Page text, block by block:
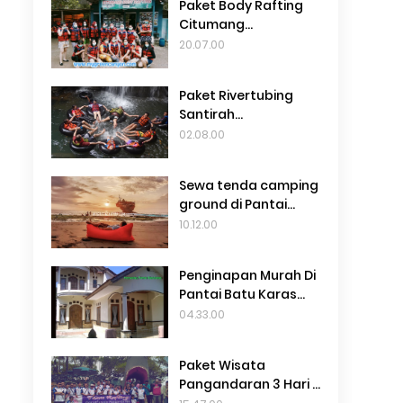
Paket Body Rafting
Citumang
Pangandaran
20.07.00
Paket Rivertubing
Santirah
Pangandaran
02.08.00
Sewa tenda camping
ground di Pantai
madasari
10.12.00
Penginapan Murah Di
Pantai Batu Karas
Terbaru 2024
04.33.00
Paket Wisata
Pangandaran 3 Hari 2